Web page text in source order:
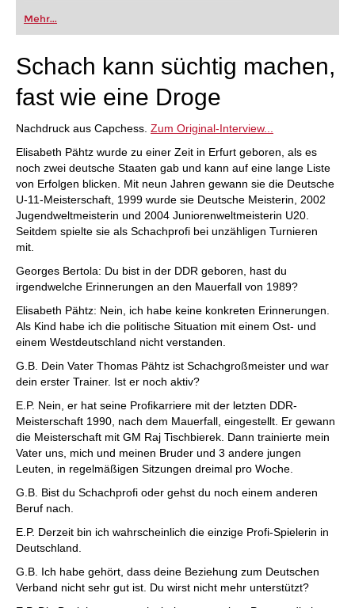
Mehr...
Schach kann süchtig machen,
fast wie eine Droge
Nachdruck aus Capchess. Zum Original-Interview...
Elisabeth Pähtz wurde zu einer Zeit in Erfurt geboren, als es
noch zwei deutsche Staaten gab und kann auf eine lange Liste
von Erfolgen blicken. Mit neun Jahren gewann sie die Deutsche
U-11-Meisterschaft, 1999 wurde sie Deutsche Meisterin, 2002
Jugendweltmeisterin und 2004 Juniorenweltmeisterin U20.
Seitdem spielte sie als Schachprofi bei unzähligen Turnieren
mit.
Georges Bertola: Du bist in der DDR geboren, hast du
irgendwelche Erinnerungen an den Mauerfall von 1989?
Elisabeth Pähtz: Nein, ich habe keine konkreten Erinnerungen.
Als Kind habe ich die politische Situation mit einem Ost- und
einem Westdeutschland nicht verstanden.
G.B. Dein Vater Thomas Pähtz ist Schachgroßmeister und war
dein erster Trainer. Ist er noch aktiv?
E.P. Nein, er hat seine Profikarriere mit der letzten DDR-
Meisterschaft 1990, nach dem Mauerfall, eingestellt. Er gewann
die Meisterschaft mit GM Raj Tischbierek. Dann trainierte mein
Vater uns, mich und meinen Bruder und 3 andere jungen
Leuten, in regelmäßigen Sitzungen dreimal pro Woche.
G.B. Bist du Schachprofi oder gehst du noch einem anderen
Beruf nach.
E.P. Derzeit bin ich wahrscheinlich die einzige Profi-Spielerin in
Deutschland.
G.B. Ich habe gehört, dass deine Beziehung zum Deutschen
Verband nicht sehr gut ist. Du wirst nicht mehr unterstützt?